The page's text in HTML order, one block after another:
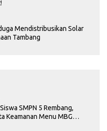
Mendistribusikan Solar
Tambang
SMPN 5 Rembang,
Keamanan Menu MBG